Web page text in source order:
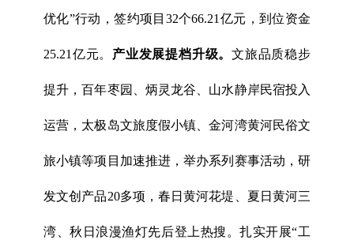
优化”行动，签约项目32个66.21亿元，到位资金
25.21亿元。 产业发展提档升级。文旅品质稳步
提升，百年枣园、炳灵龙谷、山水静岸民宿投入
运营，太极岛文旅度假小镇、金河湾黄河民俗文
旅小镇等项目加速推进，举办系列赛事活动，研
发文创产品20多项，春日黄河花堤、夏日黄河三
湾、秋日浪漫渔灯先后登上热搜。扎实开展“工